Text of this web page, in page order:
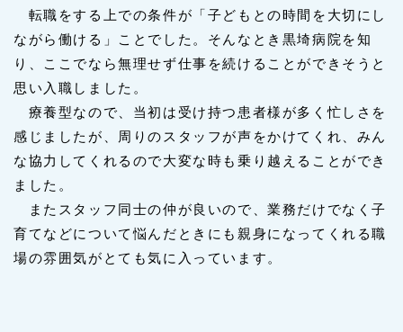
転職をする上での条件が「子どもとの時間を大切にし
ながら働ける」ことでした。そんなとき黒埼病院を知
り、ここでなら無理せず仕事を続けることができそうと
思い入職しました。
療養型なので、当初は受け持つ患者様が多く忙しさを
感じましたが、周りのスタッフが声をかけてくれ、みん
な協力してくれるので大変な時も乗り越えることができ
ました。
またスタッフ同士の仲が良いので、業務だけでなく子
育てなどについて悩んだときにも親身になってくれる職
場の雰囲気がとても気に入っています。